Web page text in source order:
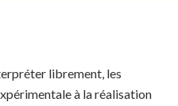
librement, les
à la réalisation